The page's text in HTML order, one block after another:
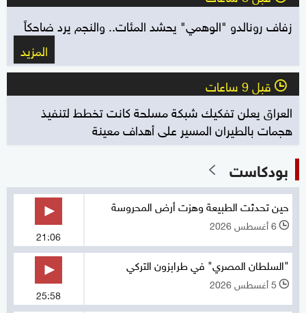
زفاف رونالدو "الوهمي" يحشد المئات.. والنجم يرد ضاحكاً
المزيد
l قبل 9 ساعات
العراق يعلن تفكيك شبكة مسلحة كانت تخطط لتنفيذ
هجمات بالطيران المسير على أهداف معينة
بودكاست
حين تحدثت الطبيعة وهزت أرض المحروسة
l 6 أغسطس 2026
21:06
"السلطان المصري" في طرابزون التركي
l 5 أغسطس 2026
25:58